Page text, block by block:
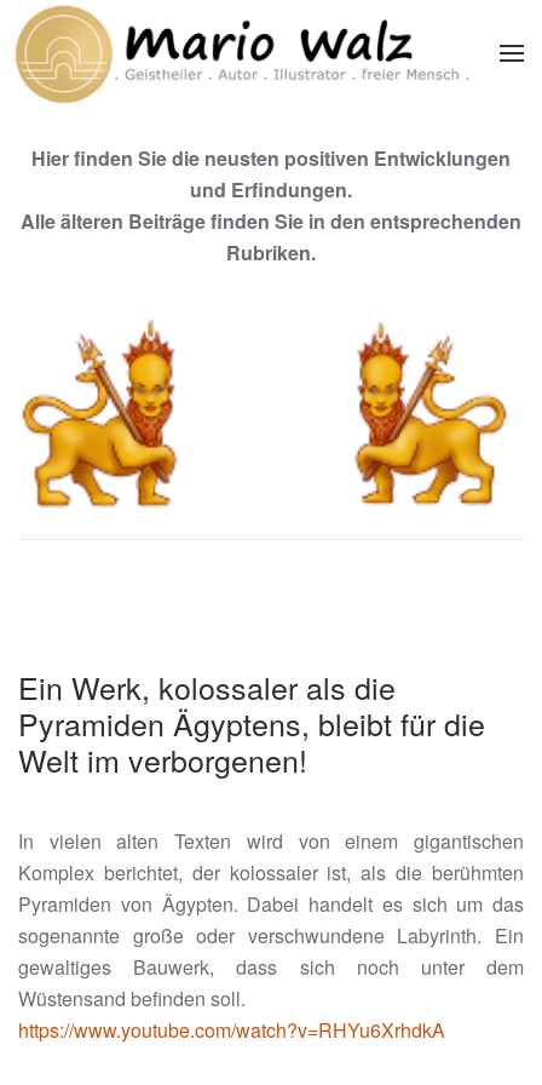
Zum Hauptinhalt springen
Hier finden Sie die neusten positiven Entwicklungen
und Erfindungen.
Alle älteren Beiträge finden Sie in den entsprechenden
Rubriken.
Ein Werk, kolossaler als die
Pyramiden Ägyptens, bleibt für die
Welt im verborgenen!
In vielen alten Texten wird von einem gigantischen
Komplex berichtet, der kolossaler ist, als die berühmten
Pyramiden von Ägypten. Dabei handelt es sich um das
sogenannte große oder verschwundene Labyrinth. Ein
gewaltiges Bauwerk, dass sich noch unter dem
Wüstensand befinden soll.
https://www.youtube.com/watch?v=RHYu6XrhdkA